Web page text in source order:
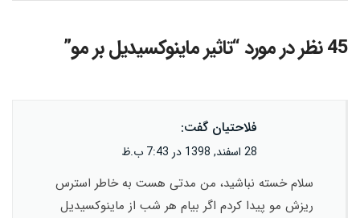
45 نظر در مورد “ تاثیر ماینوکسیدیل بر مو”
فلاحتیان گفت:
28 اسفند, 1398 در 7:43 ب.ظ
سلام خسته نباشید، من مدتی هست به خاطر استرس
ریزش مو پیدا کردم اگر بیام هر شب از ماینوکسیدیل